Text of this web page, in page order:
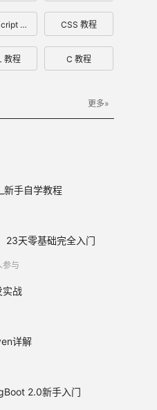
JavaScript 教程 CSS 教程
教程 C 教程
更多»
新手自学教程
23天零基础完全入门
参与
实战
详解
2.0新手入门